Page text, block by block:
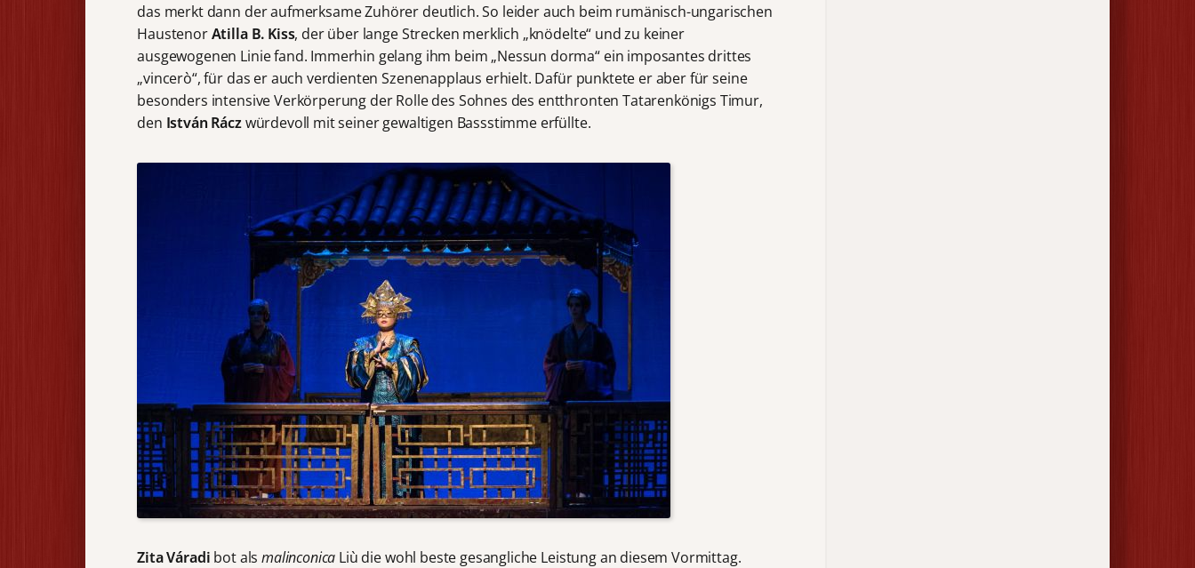
das merkt dann der aufmerksame Zuhörer deutlich. So leider auch beim rumänisch-ungarischen
HaustenorAtilla B. Kiss, der über lange Strecken merklich „knödelte“ und zu keiner
ausgewogenen Linie fand. Immerhin gelang ihm beim „Nessun dorma“ ein imposantes drittes
„vincerò“, für das er auch verdienten Szenenapplaus erhielt. Dafür punktete er aber für seine
besonders intensive Verkörperung der Rolle des Sohnes des entthronten Tatarenkönigs Timur,
den István Ráczwürdevoll mit seiner gewaltigen Bassstimme erfüllte.
Zita Váradi bot alsmalinconica Liù die wohl beste gesangliche Leistung an diesem Vormittag.